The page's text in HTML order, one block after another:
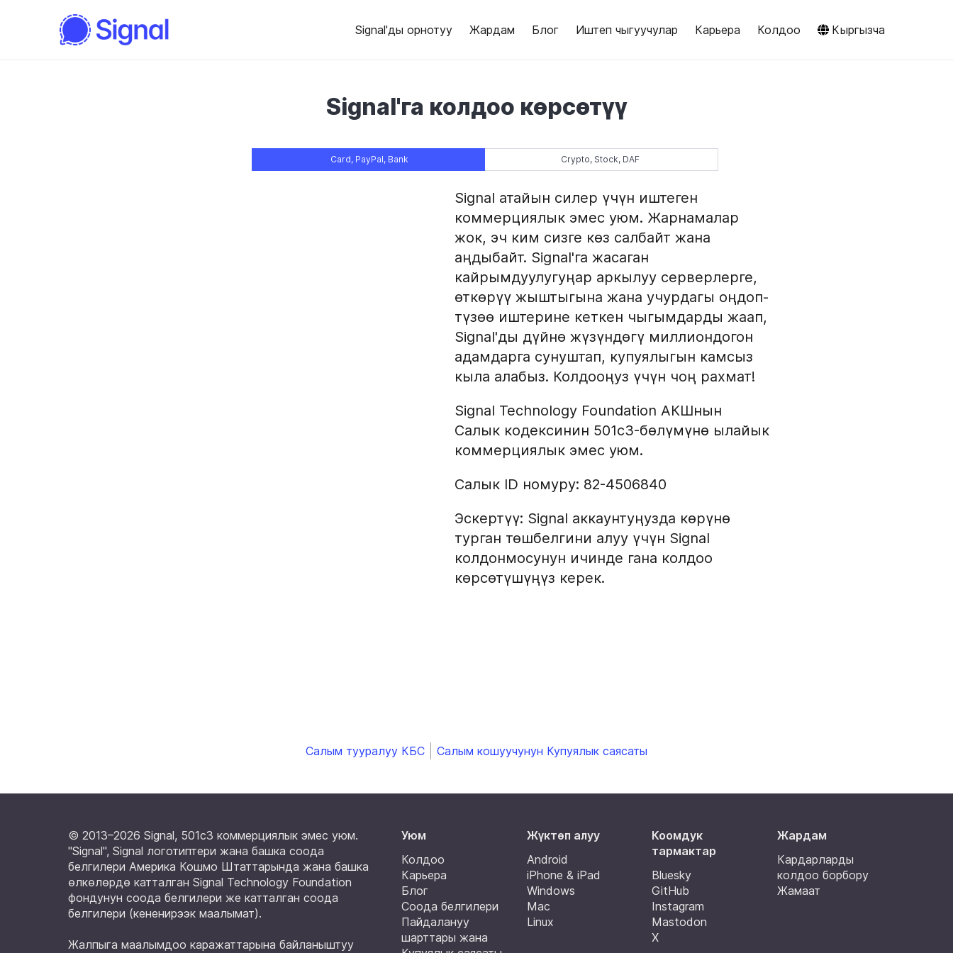
Signal'ды орнотуу Жардам Блог Иштеп чыгуучулар Карьера Колдоо Кыргызча
Signal'га колдоо көрсөтүү
Card, PayPal, Bank Crypto, Stock, DAF
Signal атайын силер үчүн иштеген
коммерциялык эмес уюм. Жарнамалар
жок, эч ким сизге көз салбайт жана
аңдыбайт. Signal'га жасаган
кайрымдуулугуңар аркылуу серверлерге,
өткөрүү жыштыгына жана учурдагы оңдоп-
түзөө иштерине кеткен чыгымдарды жаап,
Signal'ды дүйнө жүзүндөгү миллиондогон
адамдарга сунуштап, купуялыгын камсыз
кыла алабыз. Колдооңуз үчүн чоң рахмат!
Signal Technology Foundation АКШнын
Салык кодексинин 501c3-бөлүмүнө ылайык
коммерциялык эмес уюм.
Салык ID номуру: 82-4506840
Эскертүү: Signal аккаунтуңузда көрүнө
турган төшбелгини алуу үчүн Signal
колдонмосунун ичинде гана колдоо
көрсөтүшүңүз керек.
Салым тууралуу КБС Салым кошуучунун Купуялык саясаты
© 2013–2026 Signal, 501c3 коммерциялык эмес уюм.
"Signal", Signal логотиптери жана башка соода
белгилери Америка Кошмо Штаттарында жана башка
өлкөлөрдө катталган Signal Technology Foundation
фондунун соода белгилери же катталган соода
белгилери (кененирээк маалымат).
Жалпыга маалымдоо каражаттарына байланыштуу
Уюм
Колдоо
Карьера
Блог
Соода белгилери
Пайдалануу
шарттары жана
Жүктөп алуу
Android
iPhone & iPad
Windows
Mac
Linux
Коомдук
тармактар
Bluesky
GitHub
Instagram
Mastodon
X
Жардам
Кардарларды
колдоо борбору
Жамаат